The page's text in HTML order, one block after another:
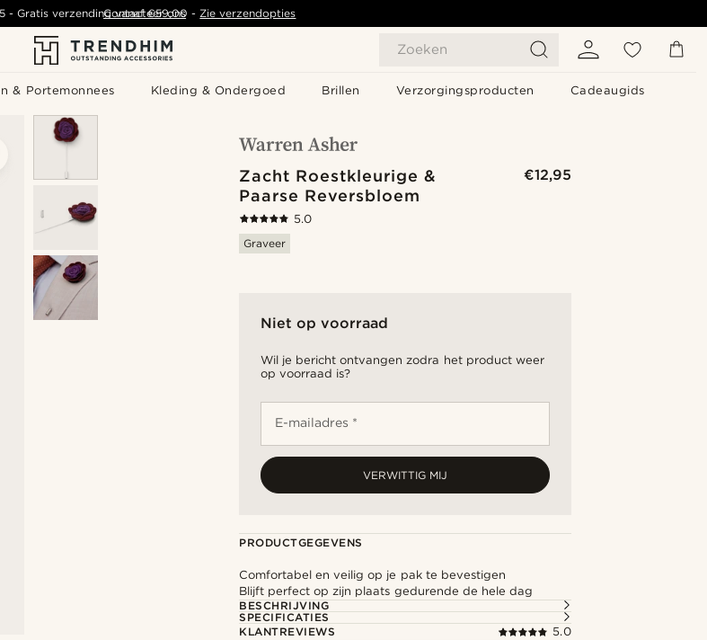
Zoeken
& Portemonnees Kleding & Ondergoed Brillen Verzorgingsproducten Cadeaugids
- Gratis verzending vanaf€59,00 -Zie verzendopties
Contacteer ons
Zacht Roestkleurige &
Paarse Reversbloem
€12,95
5.0
Graveer
Niet op voorraad
Wil je bericht ontvangen zodra het product weer
op voorraad is?
E-mailadres *
VERWITTIG MIJ
PRODUCTGEGEVENS
Comfortabel en veilig op je pak te bevestigen
Blijft perfect op zijn plaats gedurende de hele dag
BESCHRIJVING
SPECIFICATIES
KLANTREVIEWS
5.0